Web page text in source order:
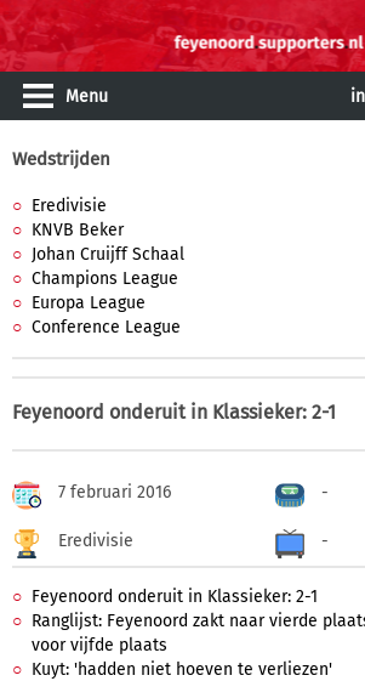
Menu
Wedstrijden
Eredivisie
KNVB Beker
Johan Cruijff Schaal
Champions League
Europa League
Conference League
Feyenoord onderuit in Klassieker: 2-1
7 februari 2016 -
Eredivisie -
Feyenoord onderuit in Klassieker: 2-1
Ranglijst: Feyenoord zakt naar vierde
voor vijfde plaats
Kuyt: 'hadden niet hoeven te verliezen'